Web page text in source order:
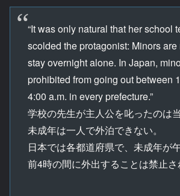
“It was only natural that her school
scolded the protagonist: Minors
stay overnight alone. In Japan,
prohibited from going out between
4:00 a.m. in every prefecture.”
学校の先生が主人公を叱ったのは当
未成年は一人で外泊できない。
日本では各都道府県で、未成年が
前4時の間に外出することは禁止さ